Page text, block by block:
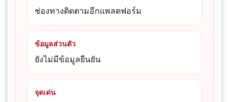
ช่องทางติดตามอีกแพลตฟอร์ม
ข้อมูลส่วนตัว
ยังไม่มีข้อมูลยืนยัน
จุดเด่น